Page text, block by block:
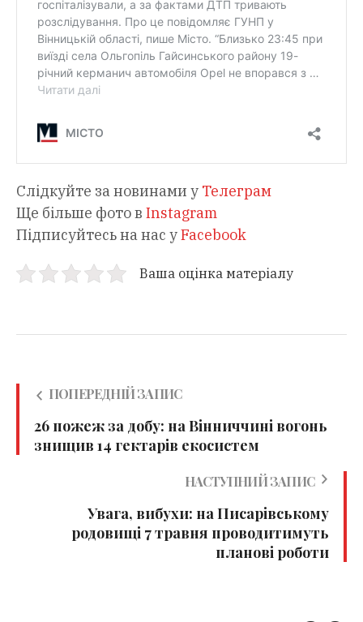
Слідкуйте за новинами у Телеграм
Ще більше фото в Instagram
Підписуйтесь на нас уFacebook
Ваша оцінка матеріалу
ПОПЕРЕДНІЙ ЗАПИС
26 пожеж за добу: на Вінниччині вогонь
знищив 14 гектарів екосистем
НАСТУПНИЙ ЗАПИС
Увага, вибухи: на Писарівському
родовищі 7 травня проводитимуть
планові роботи